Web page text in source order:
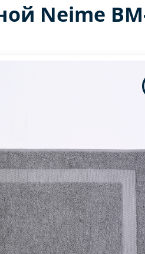
Neime